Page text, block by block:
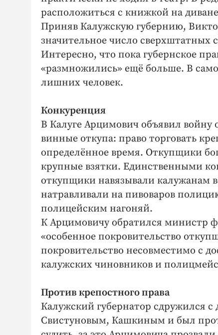
расположиться с книжкой на
Приняв Калужскую губернию,
значительное число
Интересно, что пока губернское
«размножились» ещё больше. В
лишних человек.
Конкуренция
В Калуге Арцимович объявил
винные откупа: ​право торговать
определённое время. Откупщики
крупные взятки. Единственными
откупщики навязывали калужанам
натравливали на пивоваров
полицейским нагоняй.
К Арцимовичу обратился министр
«особенное покровительство
покровительство несовместимо с
калужских чиновников и
Против крепостного права
Калужский губернатор сдружился
Свистуновым, Кашкиным и был